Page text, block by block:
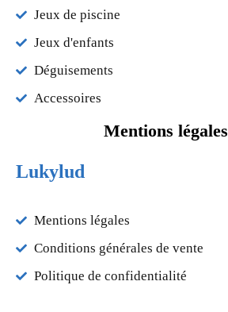
Jeux de piscine
Jeux d'enfants
Déguisements
Accessoires
Mentions légales
Lukylud
Mentions légales
Conditions générales de vente
Politique de confidentialité